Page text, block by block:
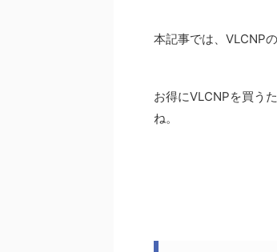
本記事では、VLCNP
お得にVLCNPを買う
ね。